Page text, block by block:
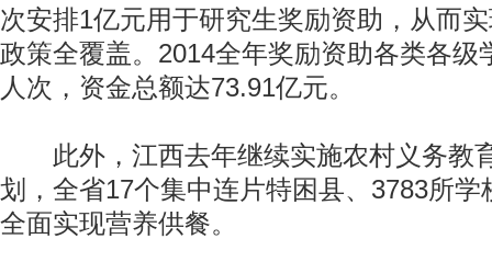
次安排1亿元用于研究生奖励资助，从而
政策全覆盖。2014全年奖励资助各类各级
人次，资金总额达73.91亿元。
此外，江西去年继续实施农村义务教
划，全省17个集中连片特困县、3783所学
全面实现营养供餐。